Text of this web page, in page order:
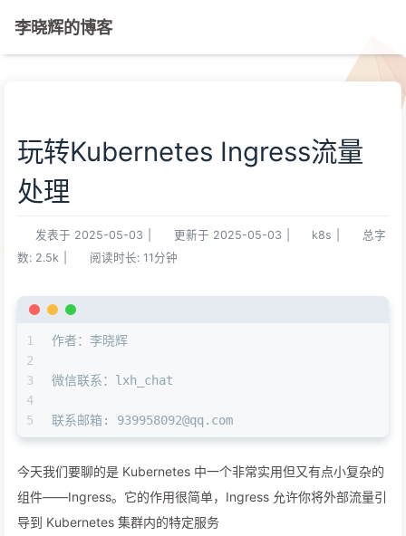
李晓辉的博客
玩转Kubernetes Ingress流量
处理
发表于 2025-05-03 更新于 2025-05-03 k8s
总字
数: 2.5k 阅读时长: 11分钟
1
2
3
4
5
作者：李晓辉
微信联系：lxh_chat
联系邮箱: 939958092@qq.com
今天我们要聊的是 Kubernetes 中一个非常实用但又有点小复杂的
组件——Ingress。它的作用很简单，Ingress 允许你将外部流量引
导到 Kubernetes 集群内的特定服务